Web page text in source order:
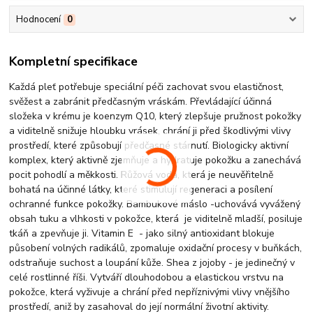
Hodnocení 0
Kompletní specifikace
Každá pleť potřebuje speciální péči zachovat svou elastičnost,
svěžest a zabránit předčasným vráskám. Převládající účinná
složeka v krému je koenzym Q10, který zlepšuje pružnost pokožky
a viditelně snižuje hloubku vrásek, chrání ji před škodlivými vlivy
prostředí, které způsobují předčasné stárnutí. Biologicky aktivní
komplex, který aktivně zjemňuje a hydratuje pokožku a zanechává
pocit pohodlí a měkkosti. Růžová voda, která je neuvěřitelně
bohatá na účinné látky, které stimulují regeneraci a posílení
ochranné funkce pokožky. Bambukové máslo -uchovává vyvážený
obsah tuku a vlhkosti v pokožce, která je viditelně mladší, posiluje
tkáň a zpevňuje ji. Vitamin E - jako silný antioxidant blokuje
působení volných radikálů, zpomaluje oxidační procesy v buňkách,
odstraňuje suchost a loupání kůže. Shea z jojoby - je jedinečný v
celé rostlinné říši. Vytváří dlouhodobou a elastickou vrstvu na
pokožce, která vyživuje a chrání před nepříznivými vlivy vnějšího
prostředí, aniž by zasahoval do její normální životní aktivity.